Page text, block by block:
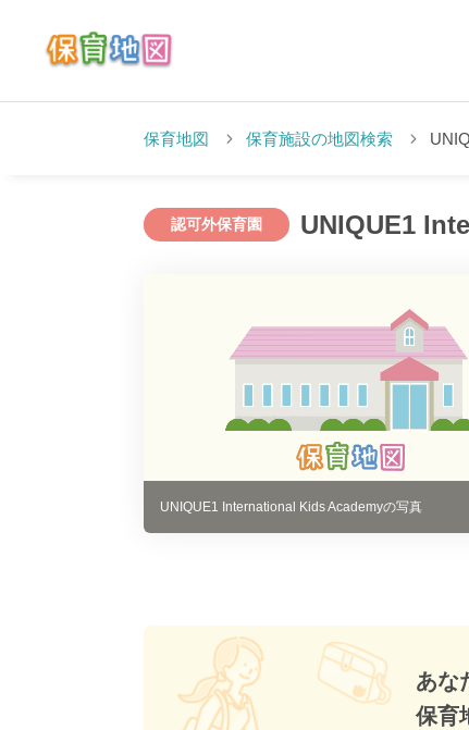
保育地図 保育施設の地図検索
認可外保育園 UNIQUE1
UNIQUE1 International Kids Academyの写真
あな
保育